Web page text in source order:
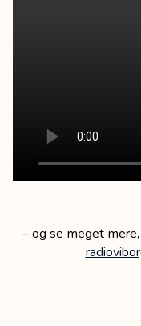
– og se meget